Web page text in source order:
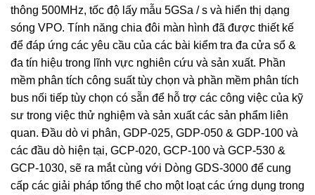
thông 500MHz, tốc độ lấy mẫu 5GSa / s và hiển thị dạng
sóng VPO. Tính năng chia đôi màn hình đã được thiết kế
để đáp ứng các yêu cầu của các bài kiểm tra đa cửa sổ &
đa tín hiệu trong lĩnh vực nghiên cứu và sản xuất. Phần
mềm phân tích công suất tùy chọn và phần mềm phân tích
bus nối tiếp tùy chọn có sẵn để hỗ trợ các công việc của kỹ
sư trong việc thử nghiệm và sản xuất các sản phẩm liên
quan. Đầu dò vi phân, GDP-025, GDP-050 & GDP-100 và
các đầu dò hiện tại, GCP-020, GCP-100 và GCP-530 &
GCP-1030, sẽ ra mắt cùng với Dòng GDS-3000 để cung
cấp các giải pháp tổng thể cho một loạt các ứng dụng trong